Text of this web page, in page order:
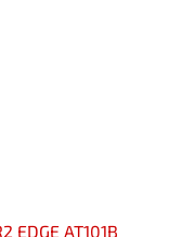
EDGE AT101B